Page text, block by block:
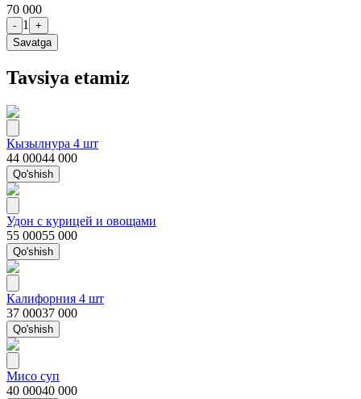
70 000
- 1
+
Savatga
Tavsiya etamiz
Кызылнура 4 шт
44 00044 000
Qo'shish
Удон с курицей и овощами
55 00055 000
Qo'shish
Калифорния 4 шт
37 00037 000
Qo'shish
Мисо суп
40 00040 000